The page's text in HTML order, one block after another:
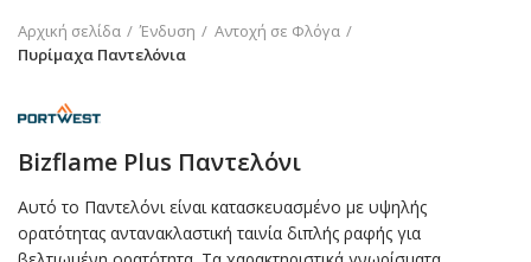
Αρχική σελίδα Ένδυση
Αντοχή σε Φλόγα
Πυρίμαχα Παντελόνια
Bizflame Plus Παντελόνι
Αυτό το Παντελόνι είναι κατασκευασμένο με υψηλής
ορατότητας αντανακλαστική ταινία διπλής ραφής για